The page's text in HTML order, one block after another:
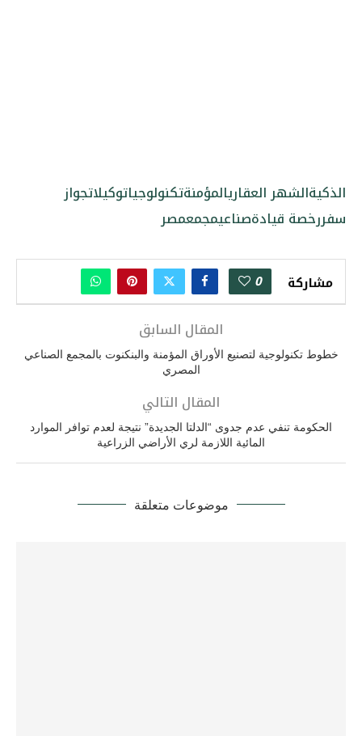
الذكيةالشهر العقاريالمؤمنةتكنولوجياتوكيلاتجواز
سفررخصة قيادةصناعيمجمعمصر
مشاركة 0
المقال السابق
خطوط تكنولوجية لتصنيع الأوراق المؤمنة والبنكنوت بالمجمع الصناعي
المصري
المقال التالي
الحكومة تنفي عدم جدوى “الدلتا الجديدة” نتيجة لعدم توافر الموارد
المائية اللازمة لري الأراضي الزراعية
موضوعات متعلقة